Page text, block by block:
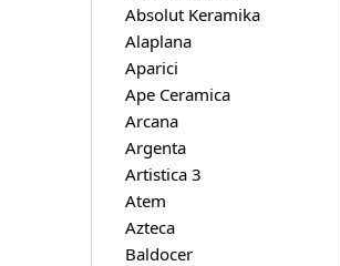
Absolut Keramika
Alaplana
Aparici
Ape Ceramica
Arcana
Argenta
Artistica 3
Atem
Azteca
Baldocer